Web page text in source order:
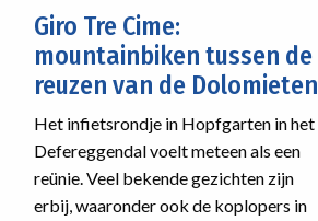
Giro Tre Cime:
mountainbiken tussen de
reuzen van de Dolomieten
Het infietsrondje in Hopfgarten in het
Defereggendal voelt meteen als een
reünie. Veel bekende gezichten zijn
erbij, waaronder ook de koplopers in